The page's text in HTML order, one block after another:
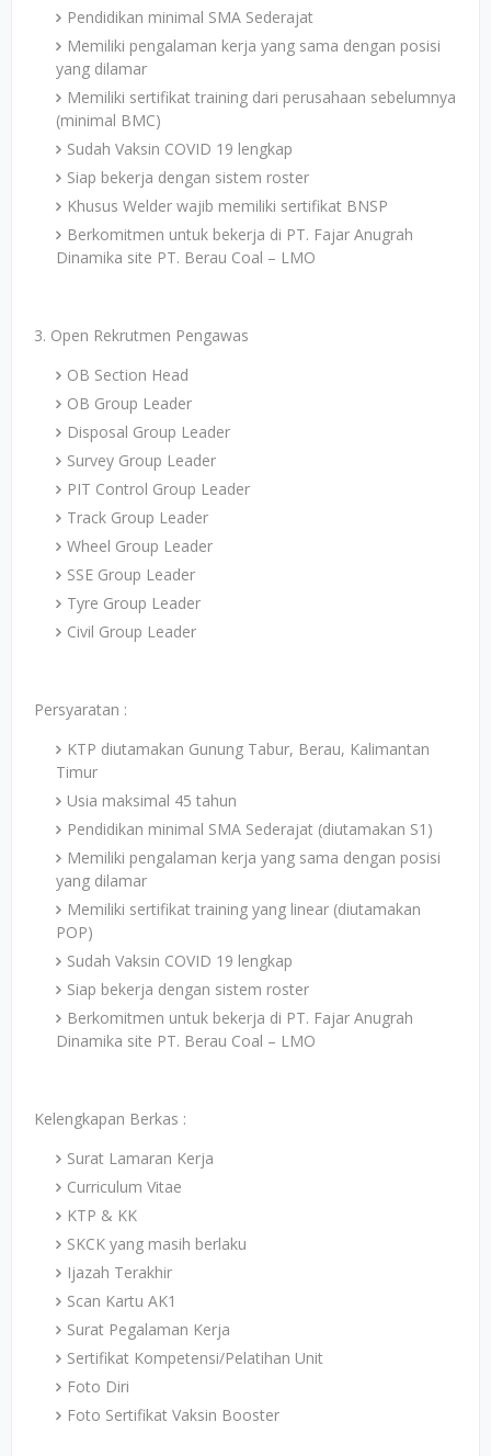
Pendidikan minimal SMA Sederajat
Memiliki pengalaman kerja yang sama dengan posisi
yang dilamar
Memiliki sertifikat training dari perusahaan sebelumnya
(minimal BMC)
Sudah Vaksin COVID 19 lengkap
Siap bekerja dengan sistem roster
Khusus Welder wajib memiliki sertifikat BNSP
Berkomitmen untuk bekerja di PT. Fajar Anugrah
Dinamika site PT. Berau Coal – LMO
3. Open Rekrutmen Pengawas
OB Section Head
OB Group Leader
Disposal Group Leader
Survey Group Leader
PIT Control Group Leader
Track Group Leader
Wheel Group Leader
SSE Group Leader
Tyre Group Leader
Civil Group Leader
Persyaratan :
KTP diutamakan Gunung Tabur, Berau, Kalimantan
Timur
Usia maksimal 45 tahun
Pendidikan minimal SMA Sederajat (diutamakan S1)
Memiliki pengalaman kerja yang sama dengan posisi
yang dilamar
Memiliki sertifikat training yang linear (diutamakan
POP)
Sudah Vaksin COVID 19 lengkap
Siap bekerja dengan sistem roster
Berkomitmen untuk bekerja di PT. Fajar Anugrah
Dinamika site PT. Berau Coal – LMO
Kelengkapan Berkas :
Surat Lamaran Kerja
Curriculum Vitae
KTP & KK
SKCK yang masih berlaku
Ijazah Terakhir
Scan Kartu AK1
Surat Pegalaman Kerja
Sertifikat Kompetensi/Pelatihan Unit
Foto Diri
Foto Sertifikat Vaksin Booster